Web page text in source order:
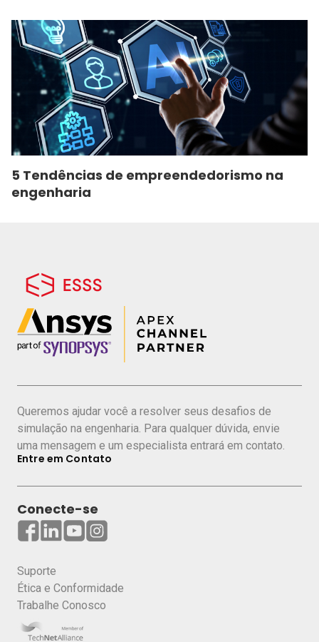
5 Tendências de empreendedorismo na
engenharia
Queremos ajudar você a resolver seus desafios de
simulação na engenharia. Para qualquer dúvida, envie
uma mensagem e um especialista entrará em contato.
Entre em Contato
Conecte-se
Suporte
Ética e Conformidade
Trabalhe Conosco